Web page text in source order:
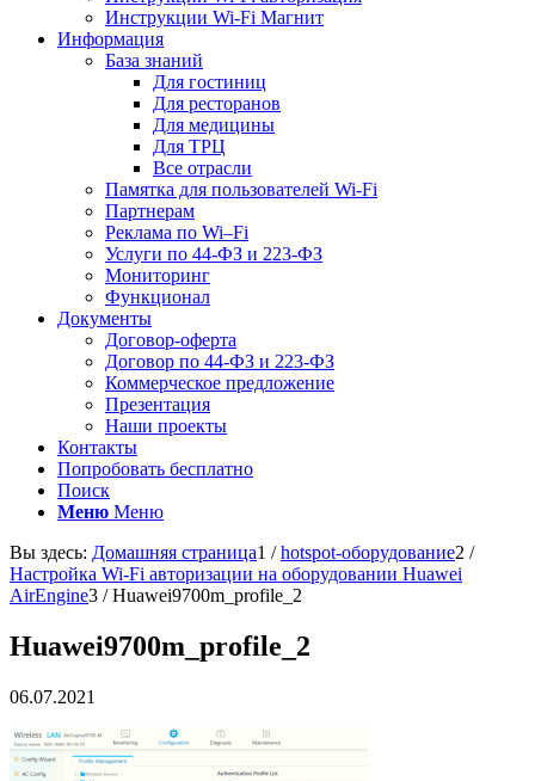
Инструкции Wi-Fi Магнит
Информация
База знаний
Для гостиниц
Для ресторанов
Для медицины
Для ТРЦ
Все отрасли
Памятка для пользователей Wi-Fi
Партнерам
Реклама по Wi–Fi
Услуги по 44-ФЗ и 223-ФЗ
Мониторинг
Функционал
Документы
Договор-оферта
Договор по 44-ФЗ и 223-ФЗ
Коммерческое предложение
Презентация
Наши проекты
Контакты
Попробовать бесплатно
Поиск
Меню Меню
Вы здесь: Домашняя страница1 / hotspot-оборудование2 /
Настройка Wi-Fi авторизации на оборудовании Huawei
AirEngine3 / Huawei9700m_profile_2
Huawei9700m_profile_2
06.07.2021